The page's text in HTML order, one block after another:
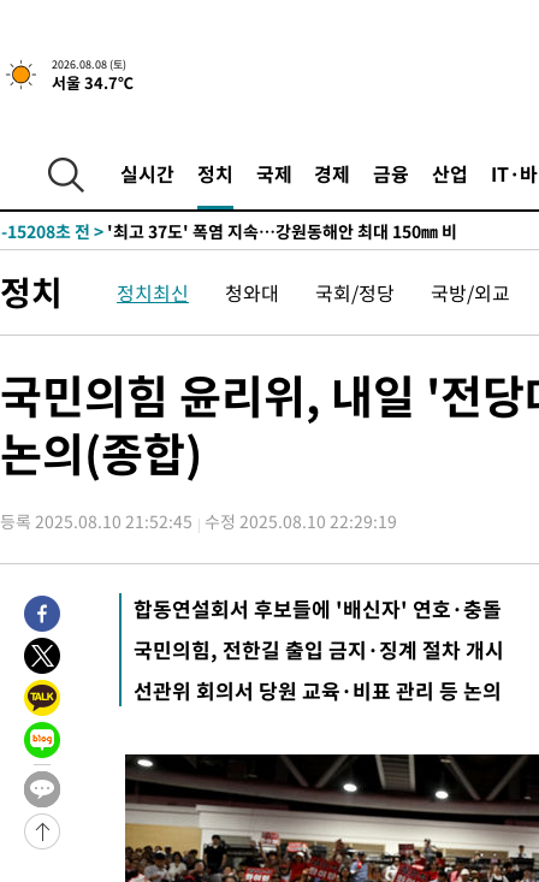
2026.08.08 (토)
서울 34.7℃
실시간 정치 국제 경제 금융 산업 IT·
-8354초 전 >[속보]뉴욕증시 상승 마감…S&P 0.6% 나스닥 1.3%↑
-28070초 전 >
-26587초 전 >
[속보]'압수수색·성접대 논란' 축구협회 "실망과 걱정 안겨드
송"
-15208초 전 >
'최고 37도' 폭염 지속…강원동해안 최대 150㎜ 비
-8334초 전 >[속보]뉴욕증시 상승 마감…S&P 0.6% 나스닥 1.3%↑
-31072초 전 >
극한폭염 한풀 꺾이지만…'낮 최고 35도' 무더위, 열대야 계속
주 날씨]
송"
-15228초 전 >'최고 37도' 폭염 지속…강원동해안 최대 150㎜ 비
-8354초 전 >
[속보]뉴욕증시 상승 마감…S&P 0.6% 나스닥 1.3%↑
정치 정치최신 청와대 국회/정당 국방/외교
국민의힘 윤리위, 내일 '전
논의(종합)
등록 2025.08.10 21:52:45 수정 2025.08.10 22:29:19
합동연설회서 후보들에 '배신자' 연호·충돌
국민의힘, 전한길 출입 금지·징계 절차 개시
선관위 회의서 당원 교육·비표 관리 등 논의